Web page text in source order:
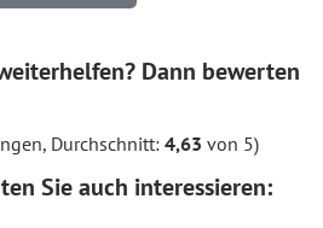
Dann bewerten
Durchschnitt: 4,63 von 5)
Sie auch interessieren: